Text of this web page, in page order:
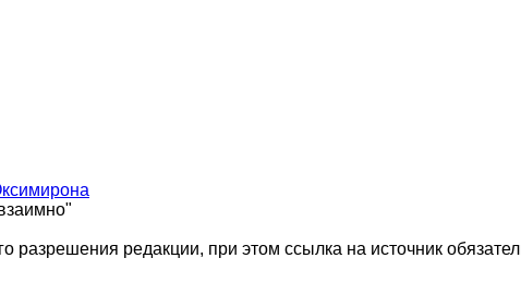
разрешения редакции, при этом ссылка на источник